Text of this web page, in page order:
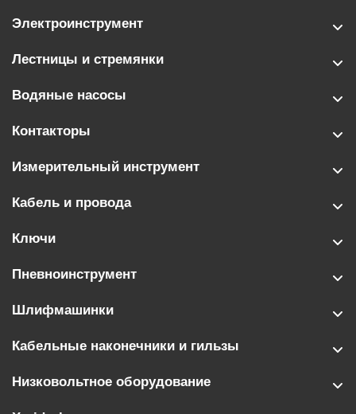
Электроинструмент
Лестницы и стремянки
Водяные насосы
Контакторы
Измерительный инструмент
Кабель и провода
Ключи
Пневноинструмент
Шлифмашинки
Кабельные наконечники и гильзы
Низковольтное оборудование